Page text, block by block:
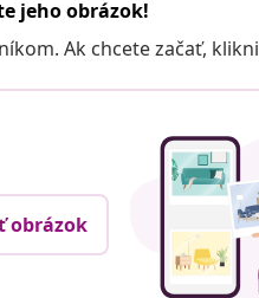
jeho obrázok!
Ak chcete začať,
obrázok